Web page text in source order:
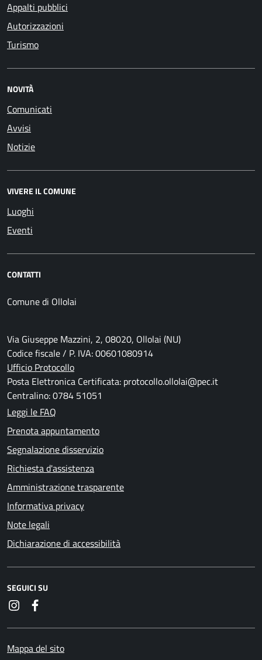
Appalti pubblici
Autorizzazioni
Turismo
NOVITÀ
Comunicati
Avvisi
Notizie
VIVERE IL COMUNE
Luoghi
Eventi
CONTATTI
Comune di Ollolai
Via Giuseppe Mazzini, 2, 08020, Ollolai (NU)
Codice fiscale / P. IVA: 00601080914
Ufficio Protocollo
Posta Elettronica Certificata: protocollo.ollolai@pec.it
Centralino: 0784 51051
Leggi le FAQ
Prenota appuntamento
Segnalazione disservizio
Richiesta d'assistenza
Amministrazione trasparente
Informativa privacy
Note legali
Dichiarazione di accessibilità
SEGUICI SU
Instagram
Mappa del sito